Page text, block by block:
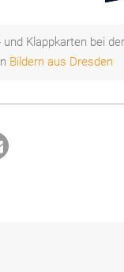
Klappkarten bei der
Bildern aus Dresden